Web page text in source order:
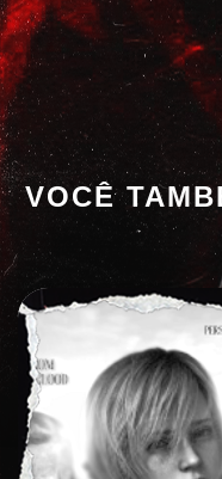
VOCÊ